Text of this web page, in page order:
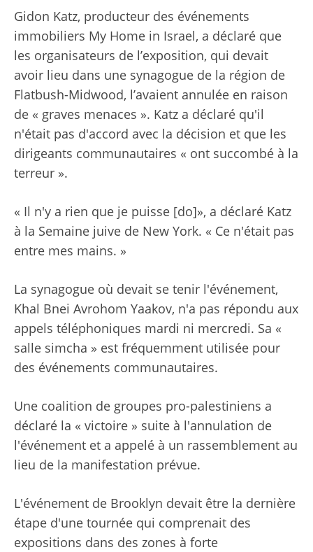
Gidon Katz, producteur des événements
immobiliers My Home in Israel, a déclaré que
les organisateurs de l’exposition, qui devait
avoir lieu dans une synagogue de la région de
Flatbush-Midwood, l’avaient annulée en raison
de « graves menaces ». Katz a déclaré qu'il
n'était pas d'accord avec la décision et que les
dirigeants communautaires « ont succombé à la
terreur ».
« Il n'y a rien que je puisse [do]», a déclaré Katz
à la Semaine juive de New York. « Ce n'était pas
entre mes mains. »
La synagogue où devait se tenir l'événement,
Khal Bnei Avrohom Yaakov, n'a pas répondu aux
appels téléphoniques mardi ni mercredi. Sa «
salle simcha » est fréquemment utilisée pour
des événements communautaires.
Une coalition de groupes pro-palestiniens a
déclaré la « victoire » suite à l'annulation de
l'événement et a appelé à un rassemblement au
lieu de la manifestation prévue.
L'événement de Brooklyn devait être la dernière
étape d'une tournée qui comprenait des
expositions dans des zones à forte